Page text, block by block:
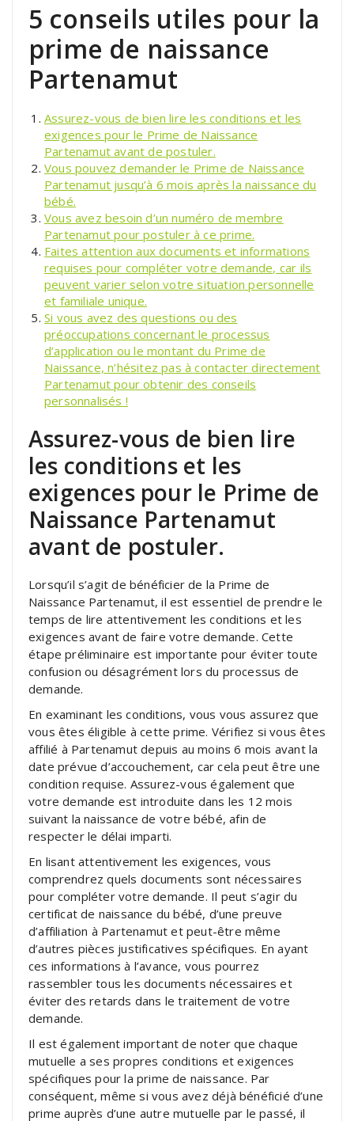
5 conseils utiles pour la
prime de naissance
Partenamut
Assurez-vous de bien lire les conditions et les
exigences pour le Prime de Naissance
Partenamut avant de postuler.
Vous pouvez demander le Prime de Naissance
Partenamut jusqu’à 6 mois après la naissance du
bébé.
Vous avez besoin d’un numéro de membre
Partenamut pour postuler à ce prime.
Faites attention aux documents et informations
requises pour compléter votre demande, car ils
peuvent varier selon votre situation personnelle
et familiale unique.
Si vous avez des questions ou des
préoccupations concernant le processus
d’application ou le montant du Prime de
Naissance, n’hésitez pas à contacter directement
Partenamut pour obtenir des conseils
personnalisés !
Assurez-vous de bien lire
les conditions et les
exigences pour le Prime de
Naissance Partenamut
avant de postuler.
Lorsqu’il s’agit de bénéficier de la Prime de
Naissance Partenamut, il est essentiel de prendre le
temps de lire attentivement les conditions et les
exigences avant de faire votre demande. Cette
étape préliminaire est importante pour éviter toute
confusion ou désagrément lors du processus de
demande.
En examinant les conditions, vous vous assurez que
vous êtes éligible à cette prime. Vérifiez si vous êtes
affilié à Partenamut depuis au moins 6 mois avant la
date prévue d’accouchement, car cela peut être une
condition requise. Assurez-vous également que
votre demande est introduite dans les 12 mois
suivant la naissance de votre bébé, afin de
respecter le délai imparti.
En lisant attentivement les exigences, vous
comprendrez quels documents sont nécessaires
pour compléter votre demande. Il peut s’agir du
certificat de naissance du bébé, d’une preuve
d’affiliation à Partenamut et peut-être même
d’autres pièces justificatives spécifiques. En ayant
ces informations à l’avance, vous pourrez
rassembler tous les documents nécessaires et
éviter des retards dans le traitement de votre
demande.
Il est également important de noter que chaque
mutuelle a ses propres conditions et exigences
spécifiques pour la prime de naissance. Par
conséquent, même si vous avez déjà bénéficié d’une
prime auprès d’une autre mutuelle par le passé, il